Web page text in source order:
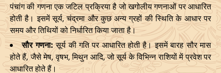
26/12/2026 09:45 Mrityulok 26/12/2026
29/12/2026 13:25
Mrityulok
-Patallok
30/12/2026
पंचांग की गणना एक जटिल प्रक्रिया है जो खगोलीय गणनाओं पर आधारित
होती है। इसमें सूर्य, चंद्रमा और कुछ अन्य ग्रहों की स्थिति के आधार पर
समय और तिथियों को निर्धारित किया जाता है।
सौर गणना:सूर्य की गति पर आधारित होती है। इसमें बारह सौर मास
होते हैं, जैसे मेष, वृषभ, मिथुन आदि, जो सूर्य के विभिन्न राशियों में प्रवेश पर
आधारित होते हैं।